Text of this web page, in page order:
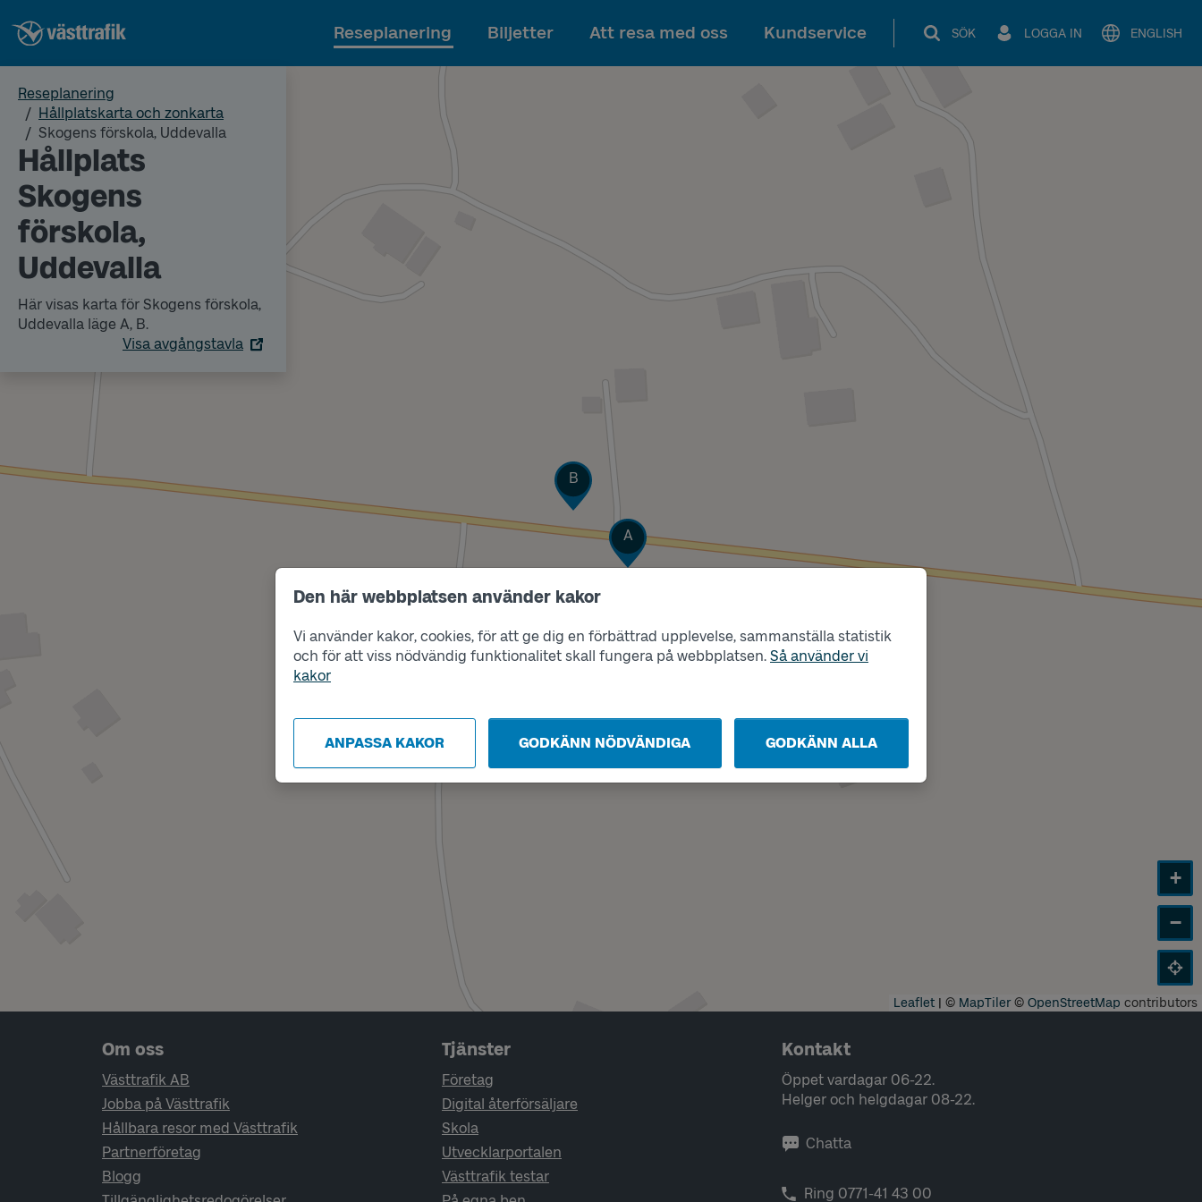
Den här webbplatsen använder kakor
Vi använder kakor, cookies, för att ge dig en förbättrad upplevelse, sammanställa statistik
och för att viss nödvändig funktionalitet skall fungera på webbplatsen. Så använder vi
kakor
ANPASSA KAKOR GODKÄNN NÖDVÄNDIGA GODKÄNN ALLA
Till innehållet
Reseplanering Biljetter Att resa med oss Kundservice SÖK LOGGA IN ENGLISH
Reseplanering
Hållplatskarta och zonkarta
Skogens förskola, Uddevalla
Hållplats
Skogens
förskola,
Uddevalla
Här visas karta för Skogens förskola,
Uddevalla läge A, B.
Visa avgångstavla
Läge
A
Läge
B
+
−
Leaflet | © MapTiler© OpenStreetMap contributors
Sidfotsnavigering
Om oss
Västtrafik AB
Jobba på Västtrafik
Hållbara resor med Västtrafik
Partnerföretag
Blogg
Tjänster
Företag
Digital återförsäljare
Skola
Utvecklarportalen
Västtrafik testar
Kontakt
Öppet vardagar 06-22.
Helger och helgdagar 08-22.
Chatta
Ring 0771-41 43 00